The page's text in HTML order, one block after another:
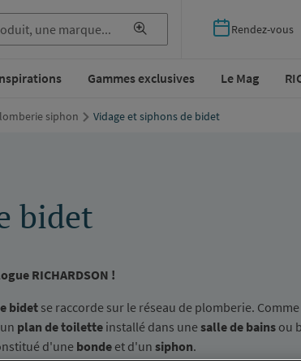
Rendez-vous
Gammes exclusives Le Mag
siphon Vidage et siphons de bidet
bidet
RICHARDSON !
bidetse raccorde sur le réseau de plomberie.
plan de toilette installé dans unesalle de bains ou
d'unebonde et d'un siphon.